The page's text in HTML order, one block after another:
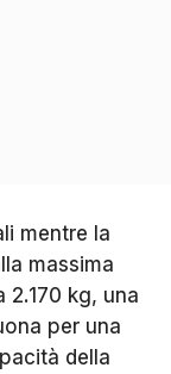
mentre la
massima
2.170 kg, una
per una
della